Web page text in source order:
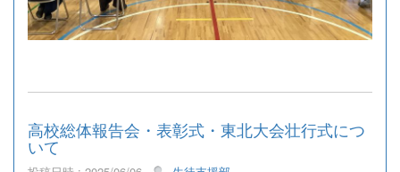
高校総体報告会・表彰式・東北大会壮行式につ
いて